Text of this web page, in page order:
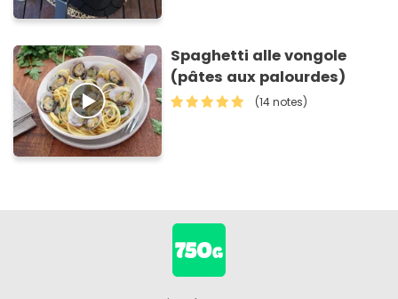
Spaghetti alle vongole
(pâtes aux palourdes)
(14 notes)